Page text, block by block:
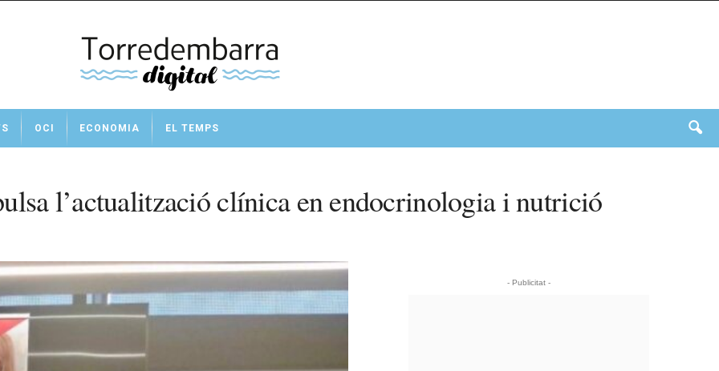
OCI ECONOMIA EL TEMPS
l’actualització clínica en endocrinologia i nutrició
- Publicitat -